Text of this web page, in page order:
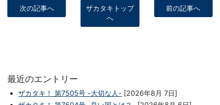
次の記事へ
ザカタキトップ
へ
前の記事へ
最近のエントリー
ザカタキ！ 第7505号 -大切な人- [2026年8月 7日]